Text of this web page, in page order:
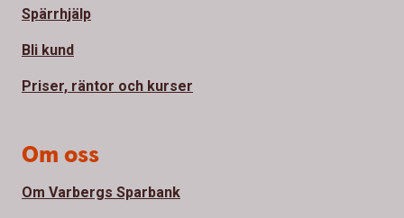
Spärrhjälp
Bli kund
Priser, räntor och kurser
Om oss
Om Varbergs Sparbank